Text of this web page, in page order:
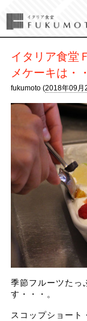
イタリア食堂
メケーキは・
fukumoto (2018年09月
季節フルーツたっ
す・・・。
スコップショー